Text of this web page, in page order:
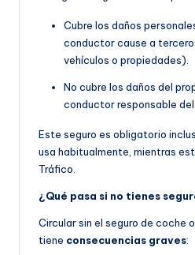
Cubre los daños
conductor cause a
vehículos o propiedades).
No cubre los daños del
conductor responsable
Este seguro es obligatorio
usa habitualmente, mientras
Tráfico.
¿Qué pasa si no tienes
Circular sin el seguro de coche
tiene consecuencias graves: